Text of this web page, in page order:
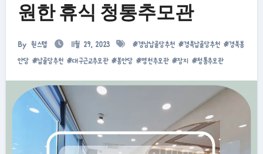
원한 휴식 청통추모관
By 원스텝 11월 29, 2023 #경남납골당추천 #경북납골당추천 #경북봉
안당 #납골당추천 #대구근교추모관#봉안당 #영천추모관#장지 #청통추모관